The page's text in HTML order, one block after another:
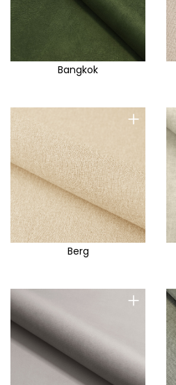
Bangkok
+
Berg
+